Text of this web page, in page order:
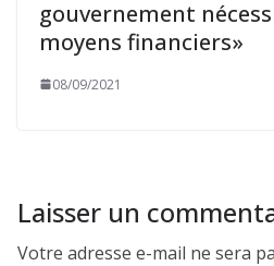
gouvernement
moyens financiers»
08/09/2021
Laisser un
Votre adresse e-mail ne sera